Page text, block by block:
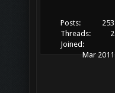
Posts:
253
Threads:
2
Joined:
Mar 2011